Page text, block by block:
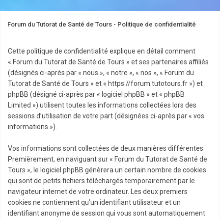
Forum du Tutorat de Santé de Tours - Politique de confidentialité
Cette politique de confidentialité explique en détail comment
« Forum du Tutorat de Santé de Tours » et ses partenaires affiliés
(désignés ci-après par « nous », « notre », « nos », « Forum du
Tutorat de Santé de Tours » et « https://forum.tutotours.fr ») et
phpBB (désigné ci-après par « logiciel phpBB » et « phpBB
Limited ») utilisent toutes les informations collectées lors des
sessions d’utilisation de votre part (désignées ci-après par « vos
informations »).
Vos informations sont collectées de deux manières différentes.
Premièrement, en naviguant sur « Forum du Tutorat de Santé de
Tours », le logiciel phpBB génèrera un certain nombre de cookies
qui sont de petits fichiers téléchargés temporairement par le
navigateur internet de votre ordinateur. Les deux premiers
cookies ne contiennent qu’un identifiant utilisateur et un
identifiant anonyme de session qui vous sont automatiquement